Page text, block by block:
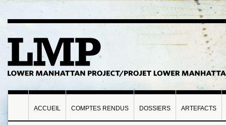
ACCUEIL COMPTES RENDUS DOSSIERS ARTEFACTS